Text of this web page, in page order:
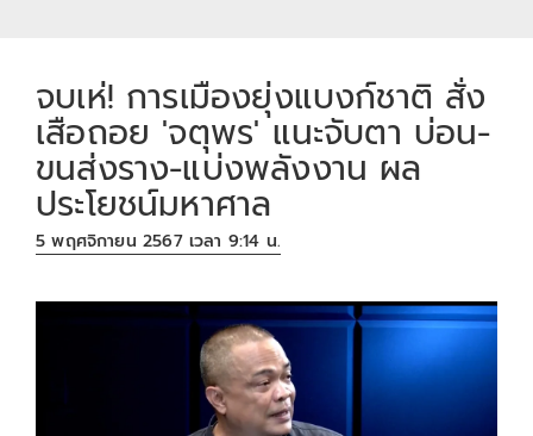
จบเห่! การเมืองยุ่งแบงก์ชาติ สั่ง
เสือถอย 'จตุพร' แนะจับตา บ่อน-
ขนส่งราง-แบ่งพลังงาน ผล
ประโยชน์มหาศาล
5 พฤศจิกายน 2567 เวลา 9:14 น.